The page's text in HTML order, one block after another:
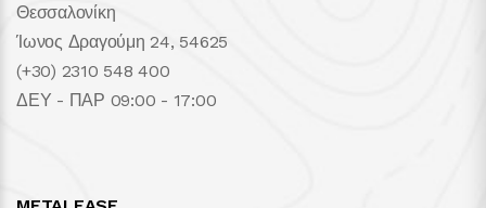
Θεσσαλονίκη
Ίωνος Δραγούμη 24, 54625
(+30) 2310 548 400
ΔΕΥ - ΠΑΡ 09:00 - 17:00